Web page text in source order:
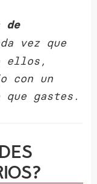
de
vez que
ellos,
con un
que gastes.